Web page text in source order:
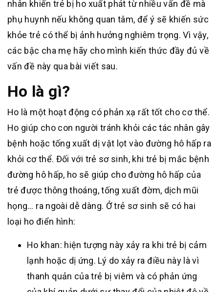
nhân khiến trẻ bị ho xuất phát từ nhiều vấn đề mà
phụ huynh nếu không quan tâm, để ý sẽ khiến sức
khỏe trẻ có thể bị ảnh hưởng nghiêm trọng. Vì vậy,
các bậc cha mẹ hãy cho mình kiến thức đầy đủ về
vấn đề này qua bài viết sau.
Ho là gì?
Ho là một hoạt động có phản xạ rất tốt cho cơ thể.
Ho giúp cho con người tránh khỏi các tác nhân gây
bệnh hoặc tống xuất dị vật lọt vào đường hô hấp ra
khỏi cơ thể. Đối với trẻ sơ sinh, khi trẻ bị mắc bệnh
đường hô hấp, ho sẽ giúp cho đường hô hấp của
trẻ được thông thoáng, tống xuất đờm, dịch mũi
họng… ra ngoài dễ dàng. Ở trẻ sơ sinh sẽ có hai
loại ho điển hình:
Ho khan: hiện tượng này xảy ra khi trẻ bị cảm
lạnh hoặc dị ứng. Lý do xảy ra điều này là vì
thanh quản của trẻ bị viêm và có phản ứng